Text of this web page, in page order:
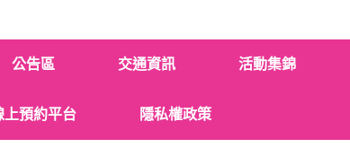
公告區 交通資訊 活動集錦
上預約平台 隱私權政策